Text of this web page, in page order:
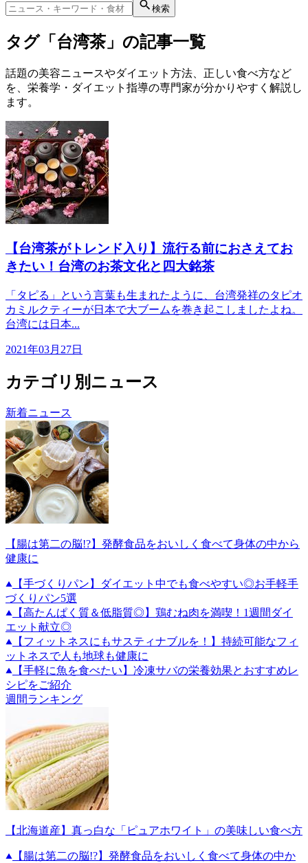
検索
タグ「台湾茶」の記事一覧
話題の美容ニュースやダイエット方法、正しい食べ方など
を、栄養学・ダイエット指導の専門家が分かりやすく解説し
ます。
【台湾茶がトレンド入り】流行る前におさえてお
きたい！台湾のお茶文化と四大銘茶
「タピる」という言葉も生まれたように、台湾発祥のタピオ
カミルクティーが日本で大ブームを巻き起こしましたよね。
台湾には日本...
2021年03月27日
カテゴリ別ニュース
新着ニュース
【腸は第二の脳!?】発酵食品をおいしく食べて身体の中から
健康に
【手づくりパン】ダイエット中でも食べやすい◎お手軽手
づくりパン5選
【高たんぱく質＆低脂質◎】鶏むね肉を満喫！1週間ダイ
エット献立◎
【フィットネスにもサスティナブルを！】持続可能なフィ
ットネスで人も地球も健康に
【手軽に魚を食べたい】冷凍サバの栄養効果とおすすめレ
シピをご紹介
週間ランキング
【北海道産】真っ白な「ピュアホワイト」の美味しい食べ方
【腸は第二の脳!?】発酵食品をおいしく食べて身体の中か